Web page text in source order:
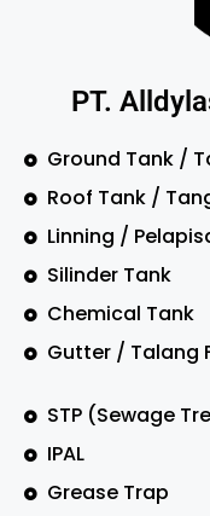
PT.
Ground Tank /
Roof Tank /
Linning /
Silinder Tank
Chemical Tank
Gutter / Talang
STP (Sewage
IPAL
Grease Trap